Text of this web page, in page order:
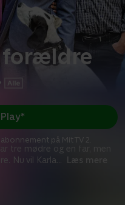
forældre
tre mødre og en far, men
Nu vil Karla
Læs mere
på Mit TV 2.